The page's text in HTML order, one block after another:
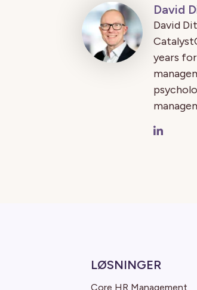
David
David
years
LØSNINGER
Core HR Management